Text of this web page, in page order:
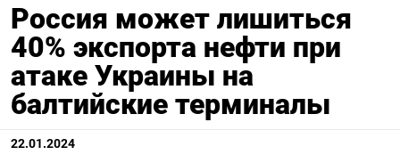
Россия может лишиться
40% экспорта нефти при
атаке Украины на
балтийские терминалы
22.01.2024